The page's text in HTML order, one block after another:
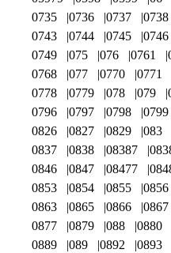
0735
0736 0737 0738
0743
0744 0745 0746
0749
075 076 0761
0768
077 0770 0771
0778
0779 078 079
0796
0797 0798 0799
0826
0827 0829 083
0837
0838 08387
0846
0847 08477
0853
0854 0855 0856
0863
0865 0866 0867
0877
0879 088 0880
0889
089 0892 0893